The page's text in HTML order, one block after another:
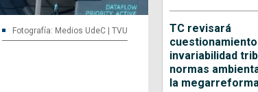
Fotografía: Medios UdeC | TVU
TC revisará
invariabilidad
normas
la megarreforma